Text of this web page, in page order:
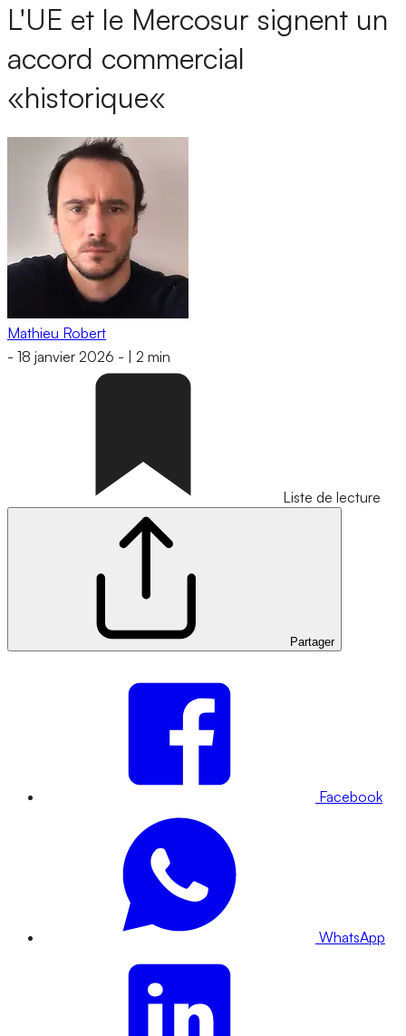
L'UE et le Mercosur signent un
accord commercial
«historique«
Mathieu Robert
- 18 janvier 2026 - 2 min
Liste de lecture
Partager
Facebook
WhatsApp